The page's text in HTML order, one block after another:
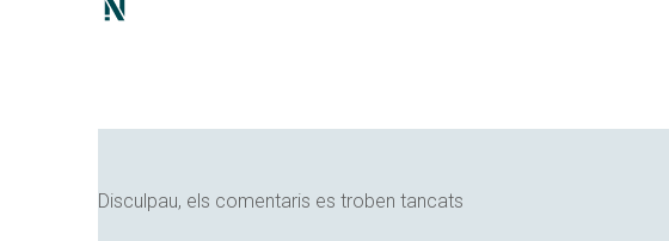
Disculpau, els comentaris es troben tancats